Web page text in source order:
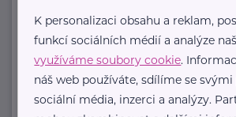
office@paliativnicentrum.cz
Diakonie Českobratrské církve
evangelické
K personalizaci obsahu a reklam,
funkcí sociálních médií a analýze
využíváme soubory cookie.
náš web používáte, sdílíme se
sociální média, inzerci a analýzy.